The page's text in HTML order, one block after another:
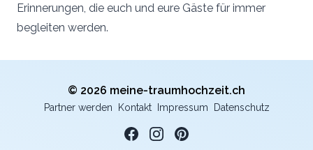
Erinnerungen, die euch und eure Gäste für immer
begleiten werden.
© 2026 meine-traumhochzeit.ch
Partner werden Kontakt Impressum Datenschutz